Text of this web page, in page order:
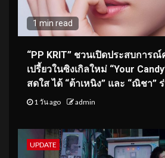
1 min read
“PP KRIT” ชวนเปิดประสบการ
เปรี้ยวในซิงเกิลใหม่ “Your
สดใส ได้ “ต้าเหนิง” และ “ณิชา”
1 วัน ago admin
UPDATE